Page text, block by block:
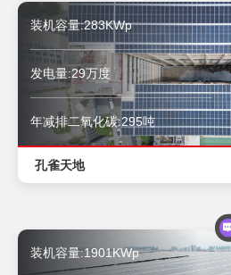
装机容量:283KWp
发电量:29万度
年减排二氧化碳:295吨
孔雀天地
装机容量:1901KWp